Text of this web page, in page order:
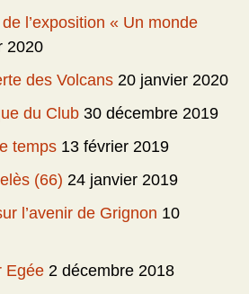
l’exposition « Un monde
2020
des Volcans 20 janvier 2020
du Club 30 décembre 2019
temps 13 février 2019
(66) 24 janvier 2019
l’avenir de Grignon 10
Egée 2 décembre 2018